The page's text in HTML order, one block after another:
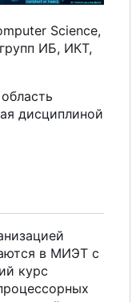
Science,
групп ИБ, ИКТ,
дисциплиной
в МИЭТ с
курс